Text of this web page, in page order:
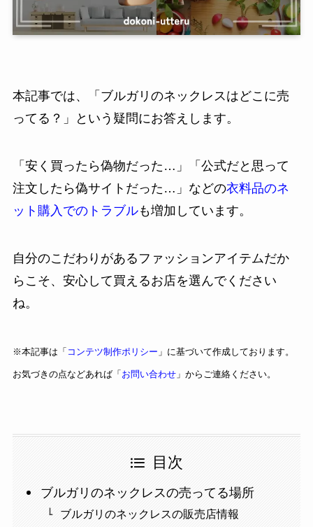
本記事では、「ブルガリのネックレスはどこに売
ってる？」という疑問にお答えします。
「安く買ったら偽物だった…」「公式だと思って
注文したら偽サイトだった…」などの衣料品のネ
ット購入でのトラブルも増加しています。
自分のこだわりがあるファッションアイテムだか
らこそ、安心して買えるお店を選んでください
ね。
※本記事は「 コンテツ制作ポリシー 」に基づいて作成しております。
お気づきの点などあれば「お問い合わせ」からご連絡ください。
目次
ブルガリのネックレスの売ってる場所
ブルガリのネックレスの販売店情報